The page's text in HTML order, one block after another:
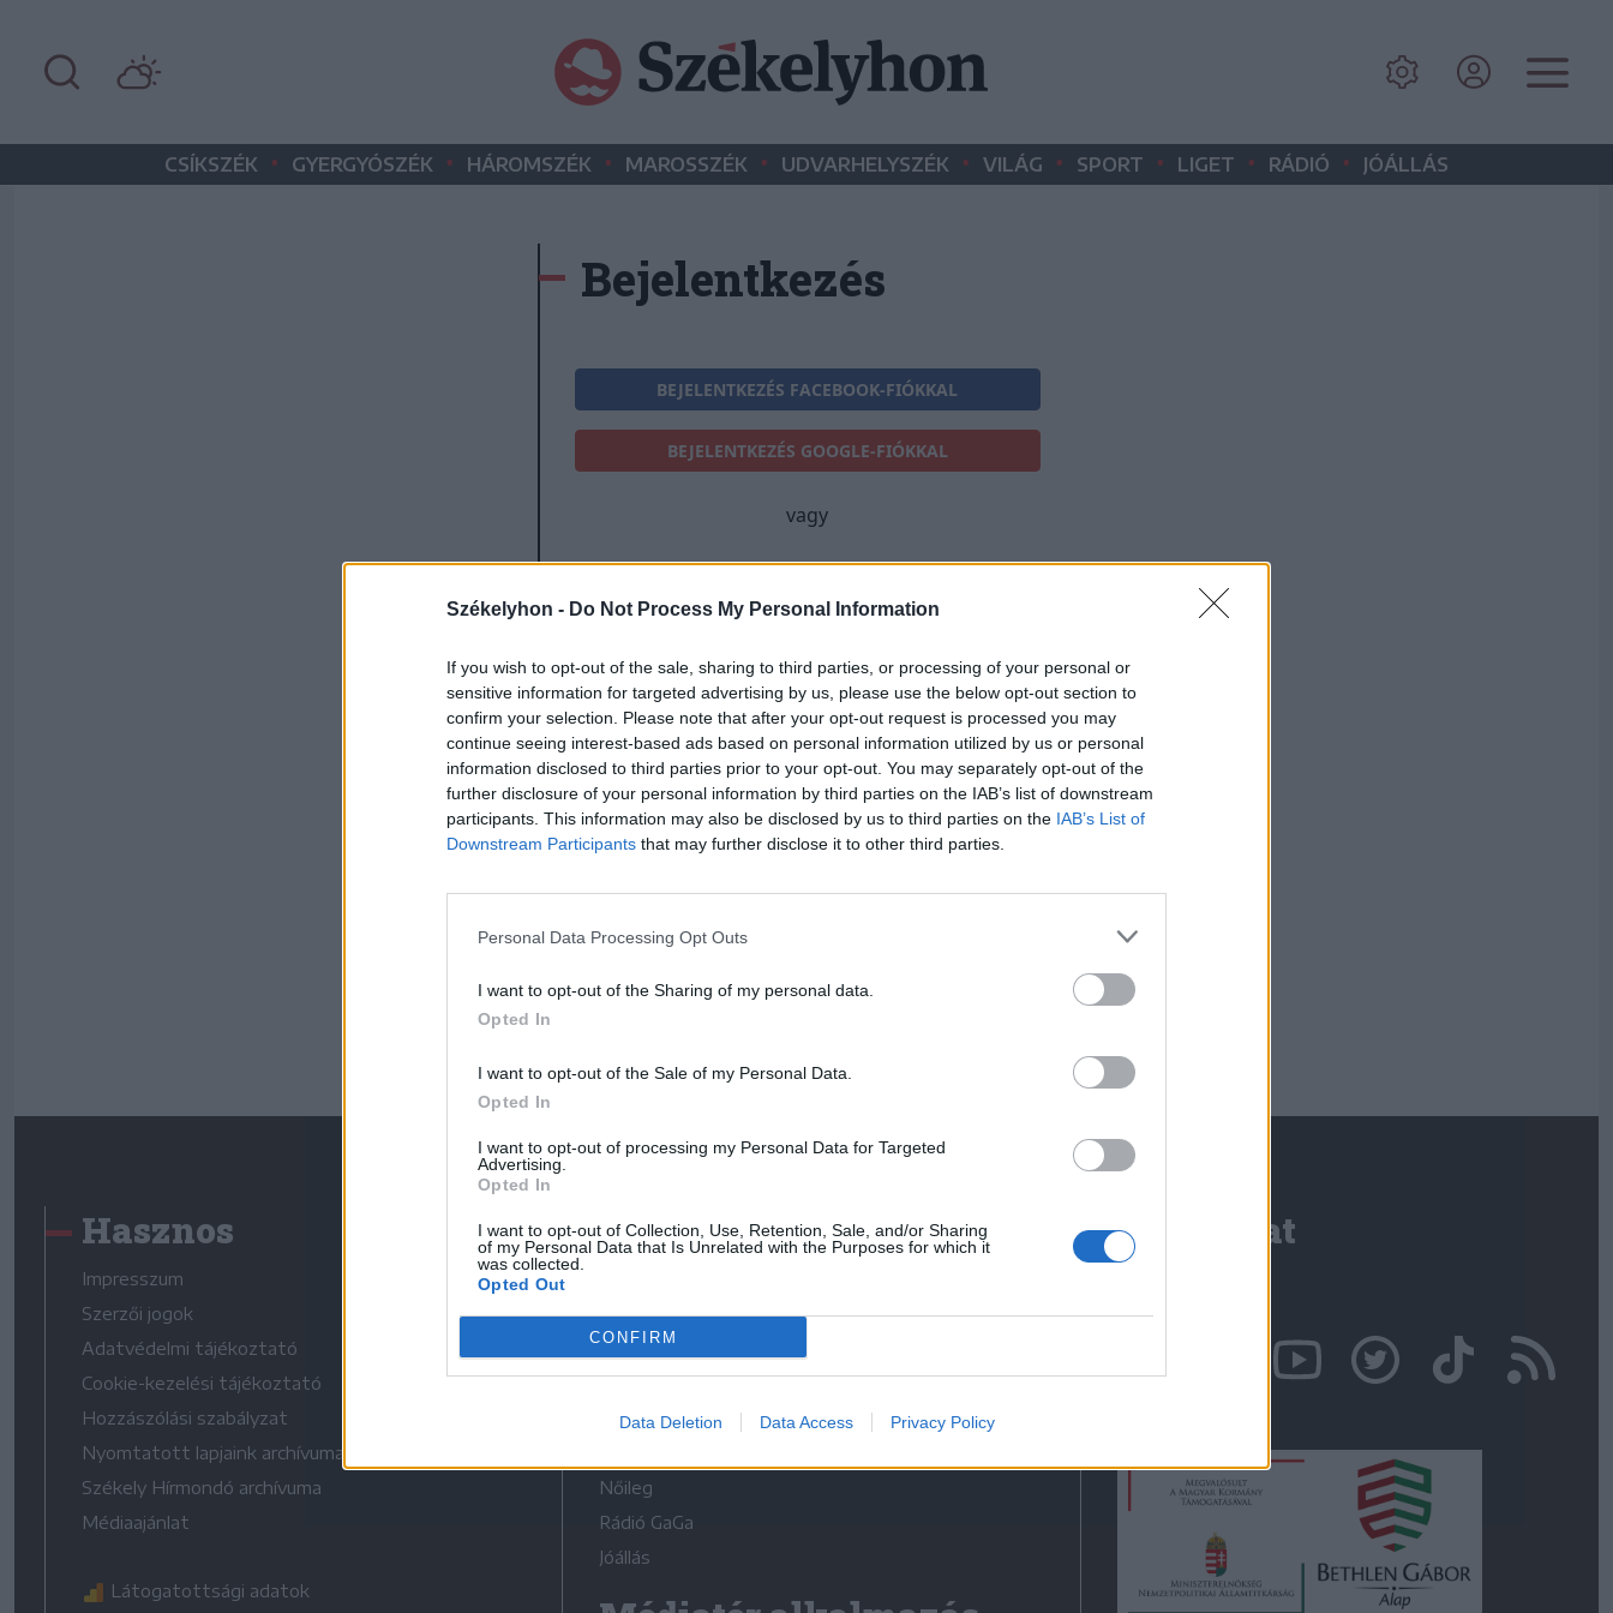
Székelyhon - Do Not Process My Personal Information
If you wish to opt-out of the sale, sharing to third parties, or processing of your personal or
sensitive information for targeted advertising by us, please use the below opt-out section to
confirm your selection. Please note that after your opt-out request is processed you may
continue seeing interest-based ads based on personal information utilized by us or personal
information disclosed to third parties prior to your opt-out. You may separately opt-out of the
further disclosure of your personal information by third parties on the IAB’s list of downstream
participants. This information may also be disclosed by us to third parties on the IAB’s List of
Downstream Participants that may further disclose it to other third parties.
Personal Data Processing Opt Outs
I want to opt-out of the Sharing of my personal data.
Opted In
I want to opt-out of the Sale of my Personal Data.
Opted In
I want to opt-out of processing my Personal Data for Targeted
Advertising.
Opted In
I want to opt-out of Collection, Use, Retention, Sale, and/or Sharing
of my Personal Data that Is Unrelated with the Purposes for which it
was collected.
Opted Out
CONFIRM
Data Deletion Data Access Privacy Policy
CSÍKSZÉK • GYERGYÓSZÉK • HÁROMSZÉK • MAROSSZÉK • UDVARHELYSZÉK • VILÁG • SPORT • LIGET • RÁDIÓ • JÓÁLLÁS
Bejelentkezés
BEJELENTKEZÉS FACEBOOK-FIÓKKAL
BEJELENTKEZÉS GOOGLE-FIÓKKAL
vagy
E-mail-cím
Jelszó
Elfelejtette a jelszavát?
BEJELENTKEZÉS
Hasznos
Impresszum
Szerzői jogok
Adatvédelmi tájékoztató
Cookie-kezelési tájékoztató
Hozzászólási szabályzat
Nyomtatott lapjaink archívuma
Székely Hírmondó archívuma
Médiaajánlat
Látogatottsági adatok
Médiatér
Liget
Krónika
Bihari Napló
Erdélyi Napló
Nőileg
Rádió GaGa
Jóállás
Kapcsolat